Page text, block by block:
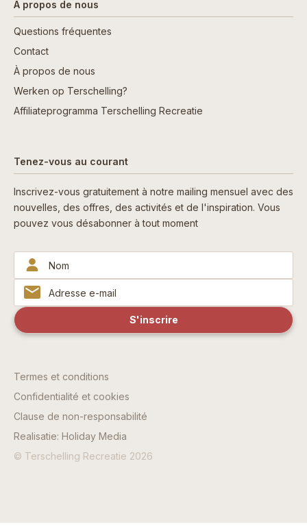
A propos de nous
Questions fréquentes
Contact
À propos de nous
Werken op Terschelling?
Affiliateprogramma Terschelling Recreatie
Tenez-vous au courant
Inscrivez-vous gratuitement à notre mailing mensuel avec des
nouvelles, des offres, des activités et de l'inspiration. Vous
pouvez vous désabonner à tout moment
Termes et conditions
Confidentialité et cookies
Clause de non-responsabilité
Realisatie: Holiday Media
© Terschelling Recreatie 2026